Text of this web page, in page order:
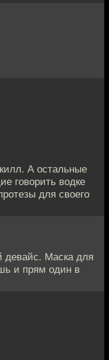
А остальные
говорить водке
для своего
девайс. Маска для
и прям один в